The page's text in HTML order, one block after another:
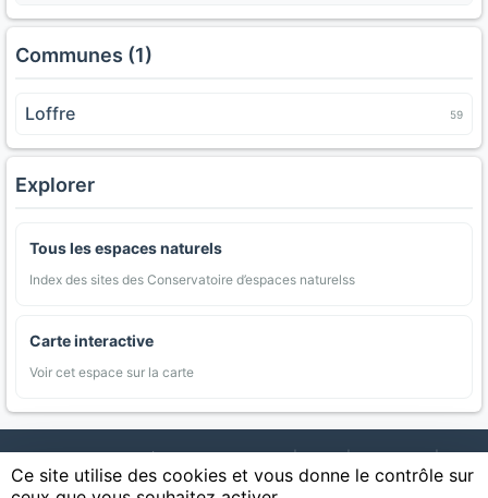
Communes (1)
Loffre 59
Explorer
Tous les espaces naturels
Index des sites des Conservatoire d’espaces naturelss
Carte interactive
Voir cet espace sur la carte
AgriMap — Données agricoles ouvertes | Carte | Communes |
Appellations | Regions | Cultures | Zones protégées | Forets |
Ce site utilise des cookies et vous donne le contrôle sur